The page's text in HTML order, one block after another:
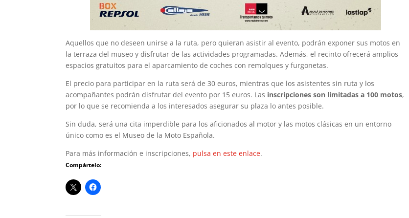
Aquellos que no deseen unirse a la ruta, pero quieran asistir al evento, podrán exponer sus motos en
la terraza del museo y disfrutar de las actividades programadas. Además, el recinto ofrecerá amplios
espacios gratuitos para el aparcamiento de coches con remolques y furgonetas.
El precio para participar en la ruta será de 30 euros, mientras que los asistentes sin ruta y los
acompañantes podrán disfrutar del evento por 15 euros. Las inscripciones son limitadas a 100 motos,
por lo que se recomienda a los interesados asegurar su plaza lo antes posible.
Sin duda, será una cita imperdible para los aficionados al motor y las motos clásicas en un entorno
único como es el Museo de la Moto Española.
Para más información e inscripciones, pulsa en este enlace.
Compártelo: